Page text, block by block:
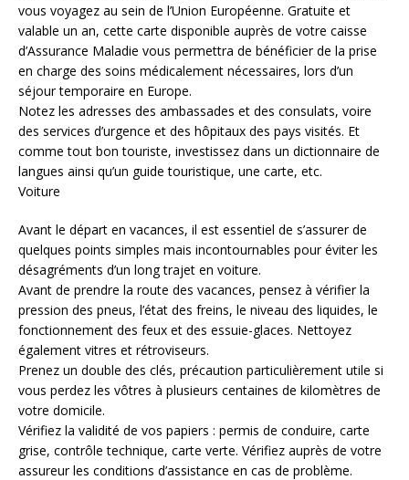
vous voyagez au sein de l’Union Européenne. Gratuite et
valable un an, cette carte disponible auprès de votre caisse
d’Assurance Maladie vous permettra de bénéficier de la prise
en charge des soins médicalement nécessaires, lors d’un
séjour temporaire en Europe.
Notez les adresses des ambassades et des consulats, voire
des services d’urgence et des hôpitaux des pays visités. Et
comme tout bon touriste, investissez dans un dictionnaire de
langues ainsi qu’un guide touristique, une carte, etc.
Voiture
Avant le départ en vacances, il est essentiel de s’assurer de
quelques points simples mais incontournables pour éviter les
désagréments d’un long trajet en voiture.
Avant de prendre la route des vacances, pensez à vérifier la
pression des pneus, l’état des freins, le niveau des liquides, le
fonctionnement des feux et des essuie-glaces. Nettoyez
également vitres et rétroviseurs.
Prenez un double des clés, précaution particulièrement utile si
vous perdez les vôtres à plusieurs centaines de kilomètres de
votre domicile.
Vérifiez la validité de vos papiers : permis de conduire, carte
grise, contrôle technique, carte verte. Vérifiez auprès de votre
assureur les conditions d’assistance en cas de problème.